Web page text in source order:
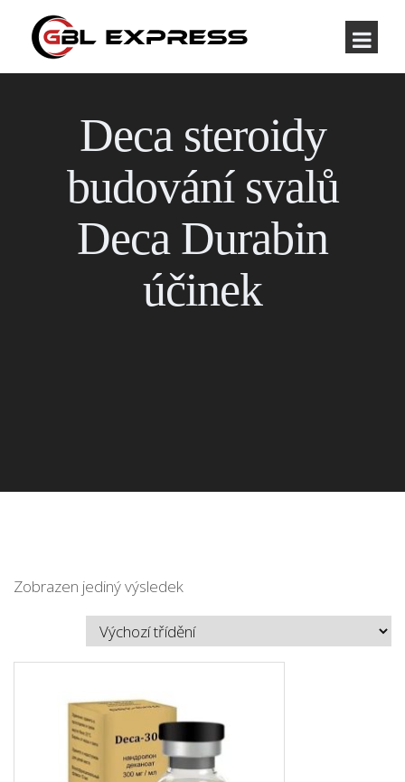
Deca steroidy
budování svalů
Deca Durabin
účinek
Zobrazen jediný výsledek